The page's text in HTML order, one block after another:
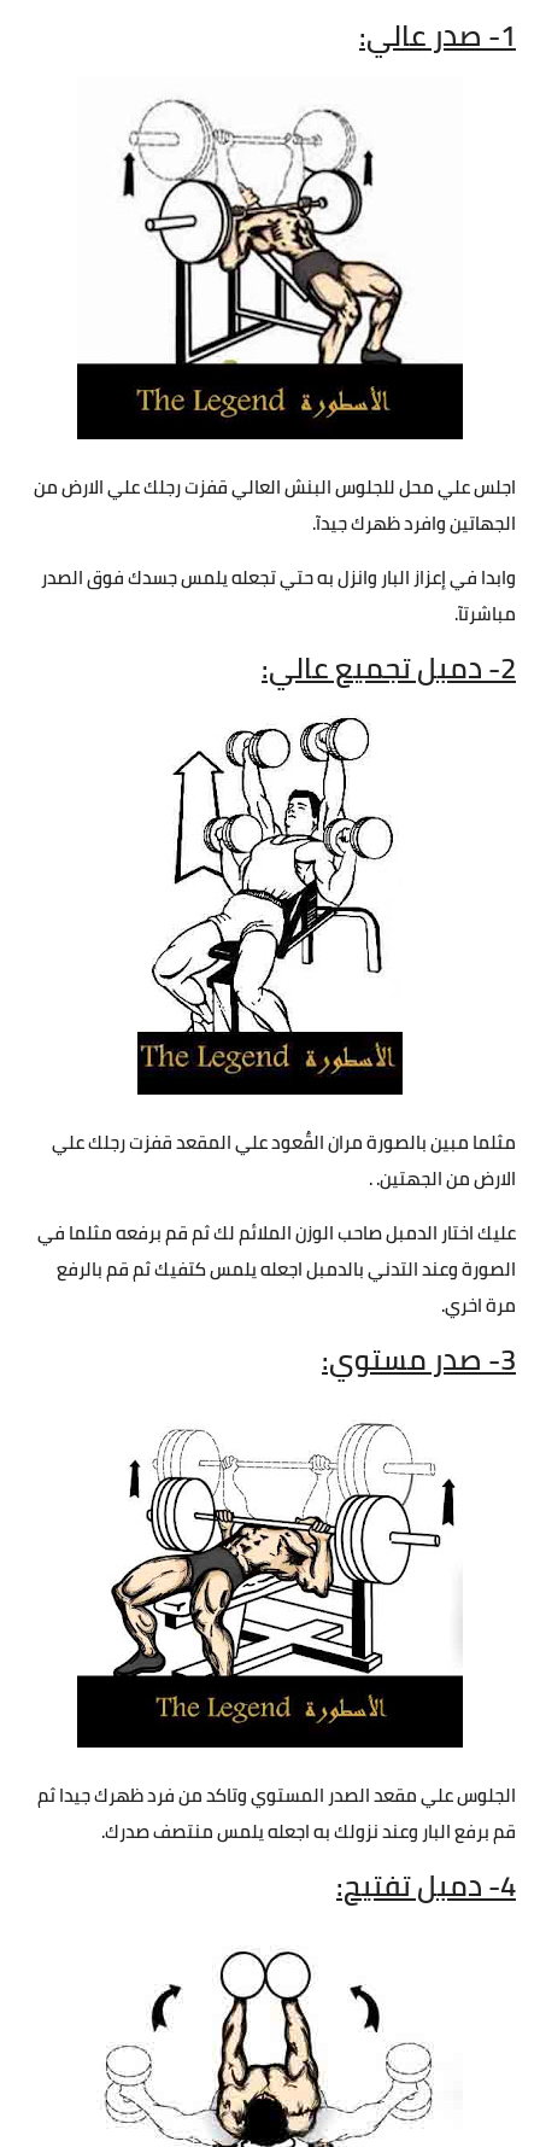
1- صدر عالي:
اجلس علي محل للجلوس البنش العالي قفزت رجلك علي الارض من
الجهاتين وافرد ظهرك جيدآ.
وابدا في إعزاز البار وانزل به حتي تجعله يلمس جسدك فوق الصدر
مباشرتآ.
2- دمبل تجميع عالي:
مثلما مبين بالصورة مران القٌعود علي المقعد قفزت رجلك علي
الارض من الجهتين. .
عليك اختار الدمبل صاحب الوزن الملائم لك ثم قم برفعه مثلما في
الصورة وعند التدني بالدمبل اجعله يلمس كتفيك ثم قم بالرفع
مرة اخري.
3- صدر مستوي:
الجلوس علي مقعد الصدر المستوي وتاكد من فرد ظهرك جيدا ثم
قم برفع البار وعند نزولك به اجعله يلمس منتصف صدرك.
4- دمبل تفتيح: